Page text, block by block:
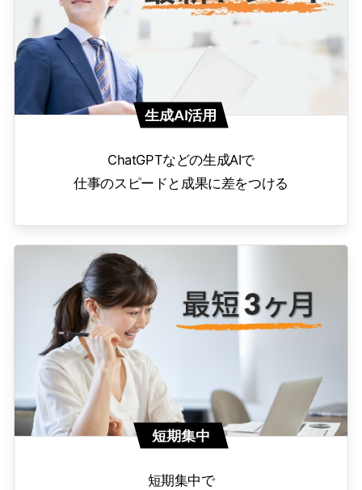
生成AI活用
ChatGPTなどの生成AIで
仕事のスピードと成果に差をつける
短期集中
短期集中で